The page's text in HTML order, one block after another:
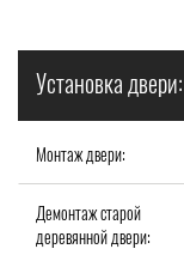
Установка двери:
Монтаж двери:
Демонтаж старой
деревянной двери: